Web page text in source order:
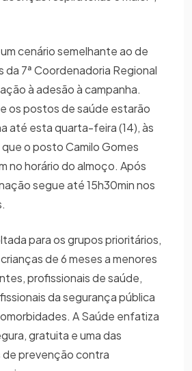
cenário semelhante ao de
da 7ª Coordenadoria Regional
à adesão à campanha.
os postos de saúde estarão
até esta quarta-feira (14), às
o posto Camilo Gomes
no horário do almoço. Após
segue até 15h30min nos
para os grupos prioritários,
de 6 meses a menores
profissionais de saúde,
da segurança pública
A Saúde enfatiza
gratuita e uma das
de prevenção contra